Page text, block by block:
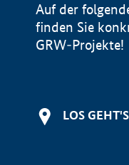
Auf der
finden Sie
GRW-Projekte!
LOS GEHT'S